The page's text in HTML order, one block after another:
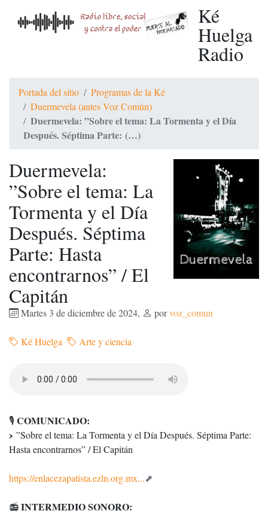
Ké
Huelga
Radio
Portada del sitio
Programas de la Ké
Duermevela (antes Voz Común)
Duermevela: ”Sobre el tema: La Tormenta y el Día
Después. Séptima Parte: (…)
Duermevela:
”Sobre el tema: La
Tormenta y el Día
Después. Séptima
Parte: Hasta
encontrarnos” / El
Capitán
Martes 3 de diciembre de 2024, porvoz_comun
Ké Huelga Arte y ciencia
🎙️COMUNICADO:
”Sobre el tema: La Tormenta y el Día Después. Séptima Parte:
Hasta encontrarnos” / El Capitán
https://enlacezapatista.ezln.org.mx...
📻INTERMEDIO SONORO: